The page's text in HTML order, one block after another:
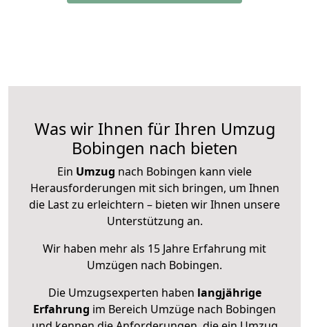
Was wir Ihnen für Ihren Umzug
Bobingen nach bieten
Ein Umzug nach Bobingen kann viele
Herausforderungen mit sich bringen, um Ihnen
die Last zu erleichtern – bieten wir Ihnen unsere
Unterstützung an.
Wir haben mehr als 15 Jahre Erfahrung mit
Umzügen nach Bobingen.
Die Umzugsexperten haben langjährige
Erfahrung im Bereich Umzüge nach Bobingen